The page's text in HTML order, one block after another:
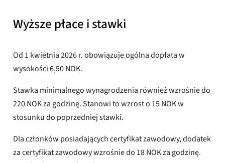
Wyższe płace i stawki
Od 1 kwietnia 2026 r. obowiązuje ogólna dopłata w
wysokości 6,50 NOK.
Stawka minimalnego wynagrodzenia również wzrośnie do
220 NOK za godzinę. Stanowi to wzrost o 15 NOK w
stosunku do poprzedniej stawki.
Dla członków posiadających certyfikat zawodowy, dodatek
za certyfikat zawodowy wzrośnie do 18 NOK za godzinę.